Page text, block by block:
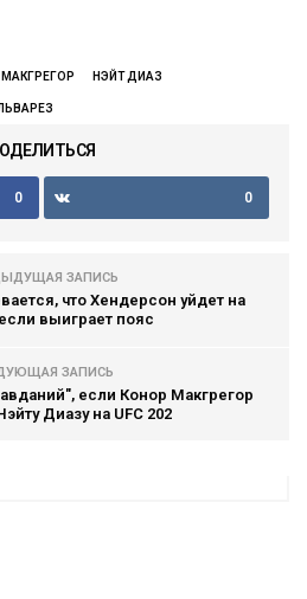
НЭЙТ ДИАЗ
0 0
ЗАПИСЬ
что Хендерсон уйдет на
выиграет пояс
ЗАПИСЬ
если Конор Макгрегор
Диазу на UFC 202